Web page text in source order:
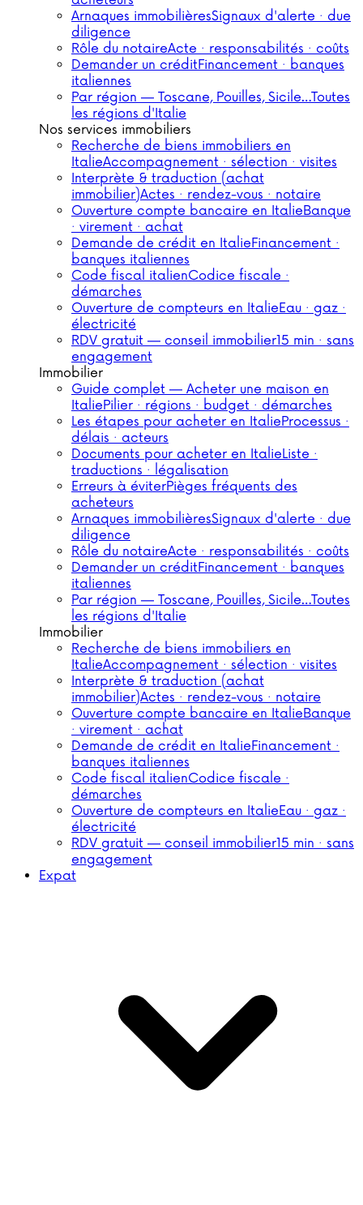
Arnaques immobilièresSignaux d'alerte · due
diligence
Rôle du notaireActe · responsabilités · coûts
Demander un créditFinancement · banques
italiennes
Par région — Toscane, Pouilles, Sicile…Toutes
les régions d'Italie
Nos services immobiliers
Recherche de biens immobiliers en
ItalieAccompagnement · sélection · visites
Interprète & traduction (achat
immobilier)Actes · rendez-vous · notaire
Ouverture compte bancaire en ItalieBanque
· virement · achat
Demande de crédit en ItalieFinancement ·
banques italiennes
Code fiscal italienCodice fiscale ·
démarches
Ouverture de compteurs en ItalieEau · gaz ·
électricité
RDV gratuit — conseil immobilier15 min · sans
engagement
Immobilier
Guide complet — Acheter une maison en
ItaliePilier · régions · budget · démarches
Les étapes pour acheter en ItalieProcessus ·
délais · acteurs
Documents pour acheter en ItalieListe ·
traductions · légalisation
Erreurs à éviterPièges fréquents des
acheteurs
Arnaques immobilièresSignaux d'alerte · due
diligence
Rôle du notaireActe · responsabilités · coûts
Demander un créditFinancement · banques
italiennes
Par région — Toscane, Pouilles, Sicile…Toutes
les régions d'Italie
Immobilier
Recherche de biens immobiliers en
ItalieAccompagnement · sélection · visites
Interprète & traduction (achat
immobilier)Actes · rendez-vous · notaire
Ouverture compte bancaire en ItalieBanque
· virement · achat
Demande de crédit en ItalieFinancement ·
banques italiennes
Code fiscal italienCodice fiscale ·
démarches
Ouverture de compteurs en ItalieEau · gaz ·
électricité
RDV gratuit — conseil immobilier15 min · sans
engagement
Expat